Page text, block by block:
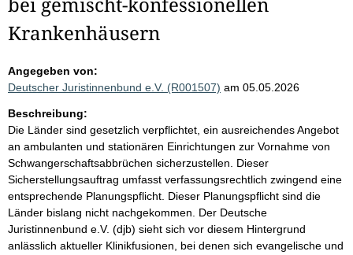
Krankenhäusern
Angegeben von:
Deutscher Juristinnenbund e.V. (R001507) am 05.05.2026
Beschreibung:
Die Länder sind gesetzlich verpflichtet, ein ausreichendes Angebot
an ambulanten und stationären Einrichtungen zur Vornahme von
Schwangerschaftsabbrüchen sicherzustellen. Dieser
Sicherstellungsauftrag umfasst verfassungsrechtlich zwingend eine
entsprechende Planungspflicht. Dieser Planungspflicht sind die
Länder bislang nicht nachgekommen. Der Deutsche
Juristinnenbund e.V. (djb) sieht sich vor diesem Hintergrund
anlässlich aktueller Klinikfusionen, bei denen sich evangelische und